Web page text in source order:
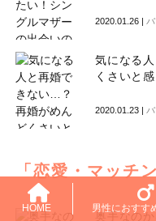
HOME 男性におすす
2020.01.26 |
気になる
くさいと
2020.01.23 |
「恋愛・マッチ
奥手なの